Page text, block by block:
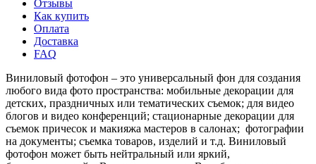
Отзывы
Как купить
Оплата
Доставка
FAQ
Виниловый фотофон – это универсальный фон для создания
любого вида фото пространства: мобильные декорации для
детских, праздничных или тематических съемок; для видео
блогов и видео конференций; стационарные декорации для
съемок причесок и макияжа мастеров в салонах; фотографии
на документы; съемка товаров, изделий и т.д. Виниловый
фотофон может быть нейтральный или яркий,